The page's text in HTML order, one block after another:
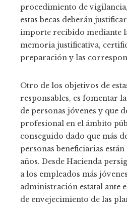
procedimiento de
estas becas deberán
importe recibido mediante
memoria justificativa,
preparación y las
Otro de los objetivos de
responsables, es fomentar
de personas jóvenes y que
profesional en el ámbito
conseguido dado que más
personas beneficiarias
años. Desde Hacienda
a los empleados más
administración estatal ante
de envejecimiento de las